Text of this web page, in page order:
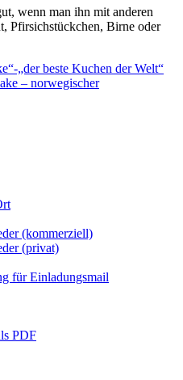
wenn man ihn mit anderen
Pfirsichstückchen, Birne oder
„der beste Kuchen der Welt“
– norwegischer
(kommerziell)
(privat)
für Einladungsmail
PDF